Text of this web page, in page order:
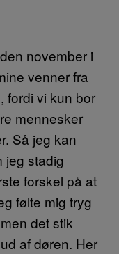
november i
venner fra
fordi vi kun bor
mennesker
Så jeg kan
jeg stadig
forskel på at
følte mig tryg
det stik
af døren. Her